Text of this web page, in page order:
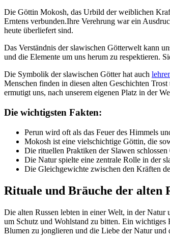
Die Göttin‌ Mokosh, das Urbild der weiblichen
Erntens verbunden.Ihre ​Verehrung war ein
⁣heute überliefert sind.
Das Verständnis der slawischen Götterwelt kann
und die Elemente um uns herum zu respektieren.
Die Symbolik der slawischen ⁣Götter hat auch
Menschen finden in diesen alten Geschichten
ermutigt uns, nach ⁣unserem eigenen Platz in der
Die wichtigsten Fakten:
Perun wird oft ⁣als das Feuer des Himmels
Mokosh ist eine vielschichtige Göttin, die
Die rituellen Praktiken der Slawen
Die Natur spielte eine zentrale Rolle in ​der
Die Gleichgewichte zwischen den ⁤Kräften
Rituale und Bräuche ‌der​ alten
Die ⁣alten Russen lebten in einer Welt,‍ in der⁣
um Schutz⁣ und Wohlstand zu ⁢bitten. Ein wichtiges
Blumen⁢ zu ‍jonglieren und die Liebe der Natur ⁢und